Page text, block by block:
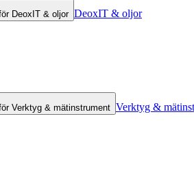
DeoxIT & oljor DeoxIT & oljor
Verktyg & mätinstrument Verktyg &